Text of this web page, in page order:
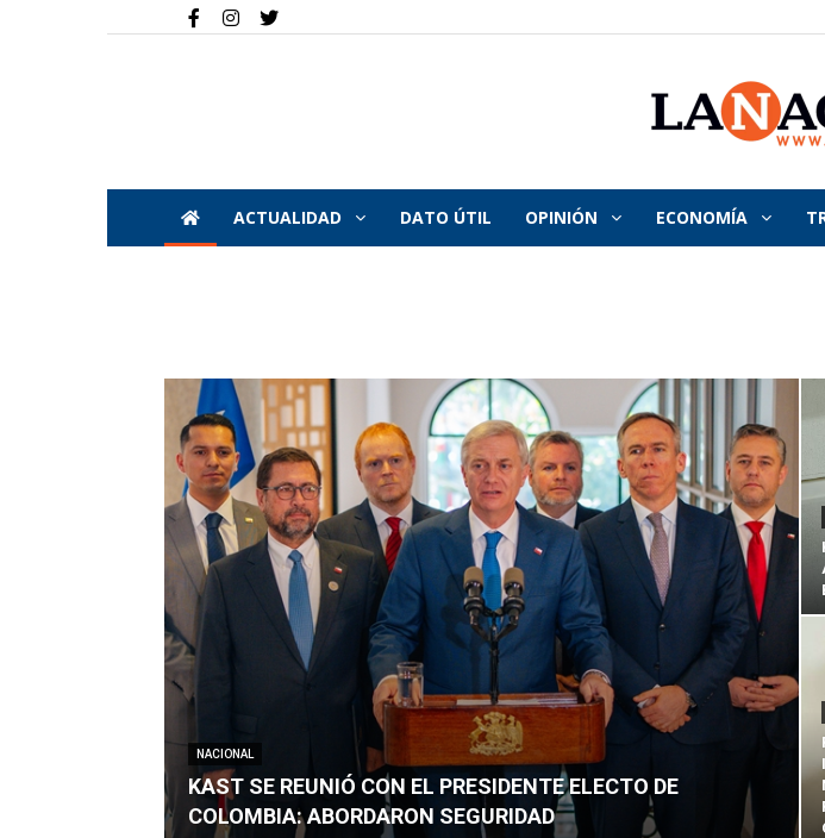
La
ACTUALIDAD DATO ÚTIL OPINIÓN ECONOMÍA
NACIONAL
KAST SE REUNIÓ CON EL PRESIDENTE ELECTO DE
COLOMBIA: ABORDARON SEGURIDAD